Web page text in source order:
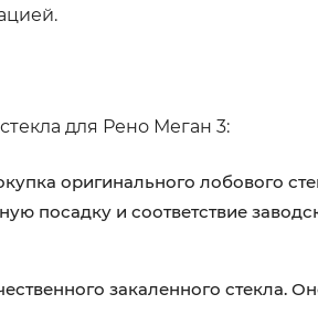
для Рено Меган 3:
оригинального лобового
посадку и соответствие
закаленного стекла.